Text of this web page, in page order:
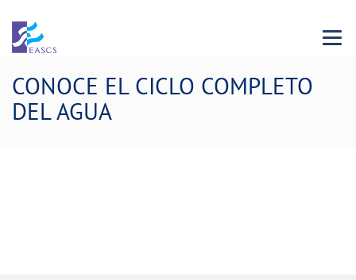
Menu
CONOCE EL CICLO COMPLETO
DEL AGUA